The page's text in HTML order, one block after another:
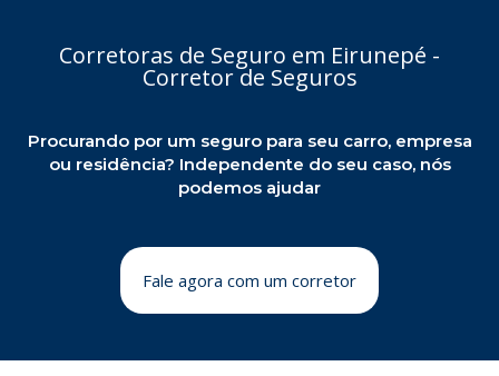
Corretoras de Seguro em Eirunepé -
Corretor de Seguros
Procurando por um seguro para seu carro, empresa
ou residência? Independente do seu caso, nós
podemos ajudar
Fale agora com um corretor